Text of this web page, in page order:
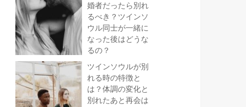
婚者だったら別れ
るべき？ツインソ
ウル同士が一緒に
なった後はどうな
るの？
ツインソウルが別
れる時の特徴と
は？体調の変化と
別れたあと再会は